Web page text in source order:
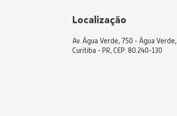
Localização
Av. Água Verde, 750 - Água Verde,
Curitiba - PR, CEP: 80.240-130